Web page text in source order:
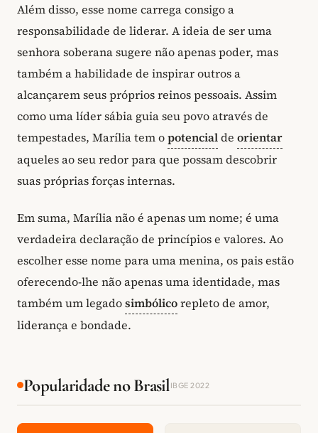
Além disso, esse nome carrega consigo a
responsabilidade de liderar. A ideia de ser uma
senhora soberana sugere não apenas poder, mas
também a habilidade de inspirar outros a
alcançarem seus próprios reinos pessoais. Assim
como uma líder sábia guia seu povo através de
tempestades, Marília tem opotencialde orientar
aqueles ao seu redor para que possam descobrir
suas próprias forças internas.
Em suma, Marília não é apenas um nome; é uma
verdadeira declaração de princípios e valores. Ao
escolher esse nome para uma menina, os pais estão
oferecendo-lhe não apenas uma identidade, mas
também um legadosimbólicorepleto de amor,
liderança e bondade.
Popularidade no BrasilIBGE 2022